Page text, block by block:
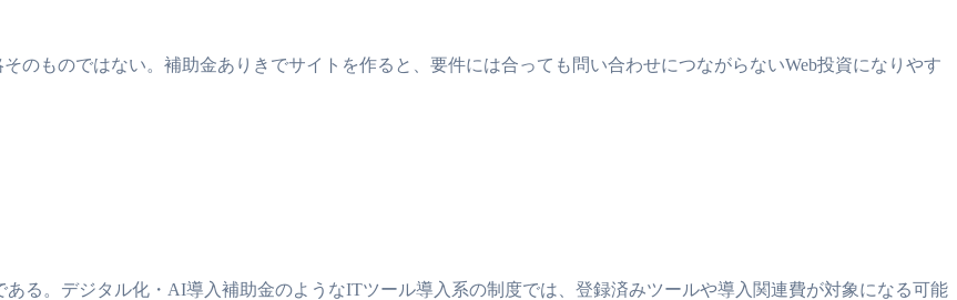
のものではない。補助金ありきでサイトを作ると、要件には合っても問い合わせにつながらないWeb投資になりやす
る。デジタル化・AI導入補助金のようなITツール導入系の制度では、登録済みツールや導入関連費が対象になる可能